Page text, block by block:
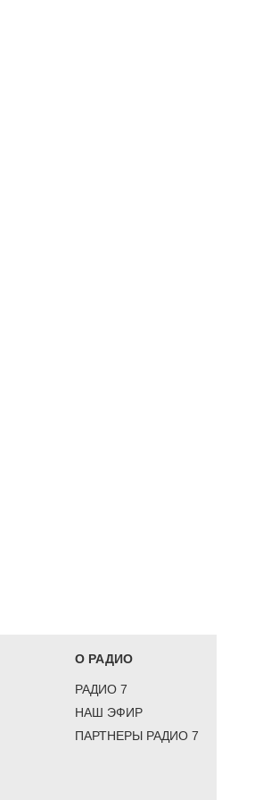
О РАДИО
РАДИО 7
НАШ ЭФИР
ПАРТНЕРЫ РАДИО 7